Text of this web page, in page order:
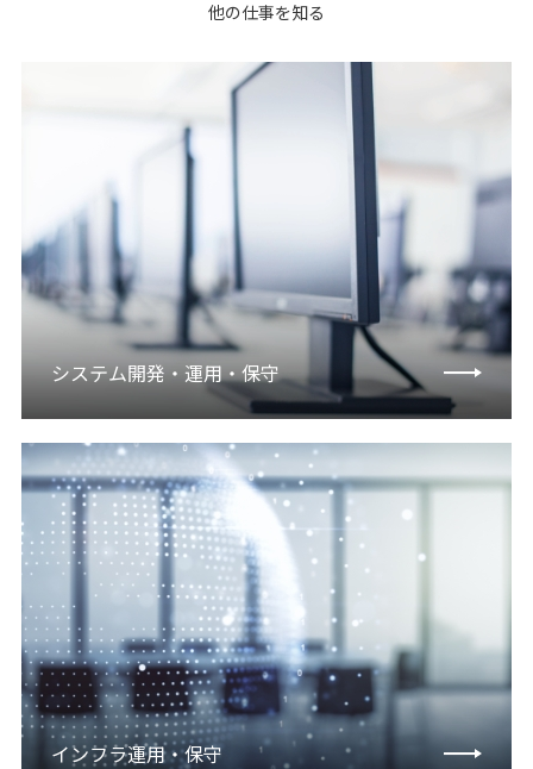
他の仕事を知る
システム開発・運用・保守
インフラ運用・保守